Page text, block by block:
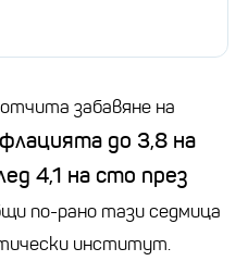
забавяне на
до 3,8 на
4,1 на сто през
по-рано тази седмица
институт.